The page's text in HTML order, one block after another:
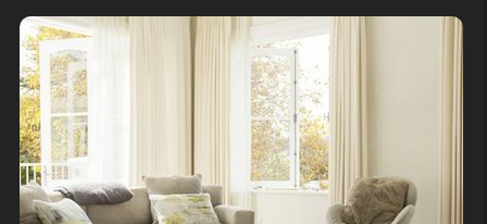
2,5 × 3,5 м
наличие
в корзине
2,5 × 4 м
в корзине
3 × 4 м
8 шт.
в корзине
3 × 5 м
наличие